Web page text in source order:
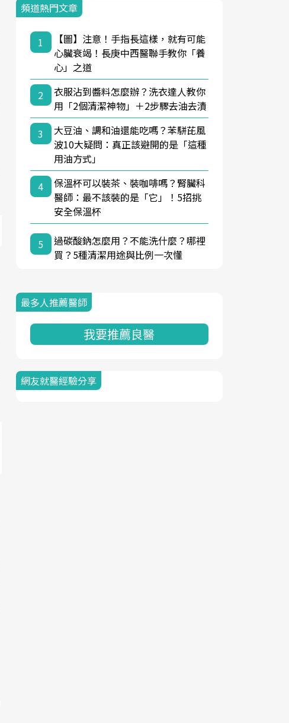
頻道熱門文章
1
【圖】注意！手指長這樣，就有可能
心臟衰竭！長庚中西醫聯手教你「養
心」之道
2
衣服沾到醬料怎麼辦？洗衣達人教你
用「2個清潔神物」＋2步驟去油去漬
3
大豆油、調和油還能吃嗎？苯駢芘風
波10大疑問：真正該避開的是「這種
用油方式」
4
保溫杯可以裝茶、裝咖啡嗎？腎臟科
醫師：最不該裝的是「它」！5招挑
安全保溫杯
5
過碳酸鈉怎麼用？不能洗什麼？哪裡
買？5種清潔用途與比例一次懂
最多人推薦醫師
我要推薦良醫
網友就醫經驗分享